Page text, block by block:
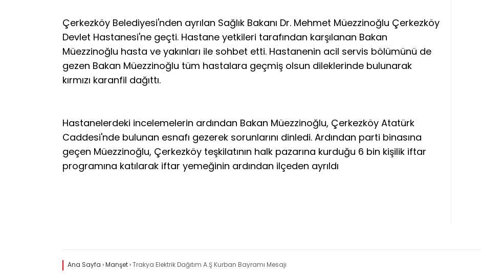
Çerkezköy Belediyesi'nden ayrılan Sağlık Bakanı Dr. Mehmet Müezzinoğlu Çerkezköy
Devlet Hastanesi'ne geçti. Hastane yetkileri tarafından karşılanan Bakan
Müezzinoğlu hasta ve yakınları ile sohbet etti. Hastanenin acil servis bölümünü de
gezen Bakan Müezzinoğlu tüm hastalara geçmiş olsun dileklerinde bulunarak
kırmızı karanfil dağıttı.
Hastanelerdeki incelemelerin ardından Bakan Müezzinoğlu, Çerkezköy Atatürk
Caddesi'nde bulunan esnafı gezerek sorunlarını dinledi. Ardından parti binasına
geçen Müezzinoğlu, Çerkezköy teşkilatının halk pazarına kurduğu 6 bin kişilik iftar
programına katılarak iftar yemeğinin ardından ilçeden ayrıldı
Ana Sayfa ›Manşet›Trakya Elektrik Dağıtım A.Ş Kurban Bayramı Mesajı